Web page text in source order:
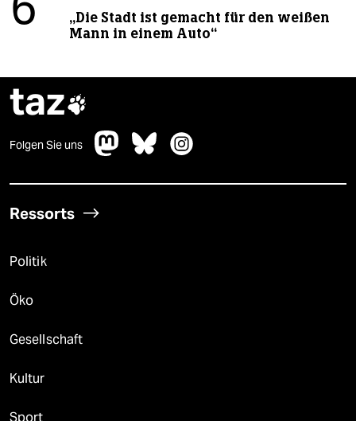
6
„Die Stadt ist gemacht für den weißen
Mann in einem Auto“
taz
Folgen Sie uns
Ressorts
Politik
Öko
Gesellschaft
Kultur
Sport